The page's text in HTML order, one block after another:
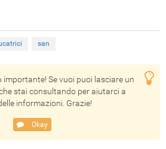
san
Se vuoi puoi lasciare un
stai consultando per aiutarci a
informazioni. Grazie!
Okay